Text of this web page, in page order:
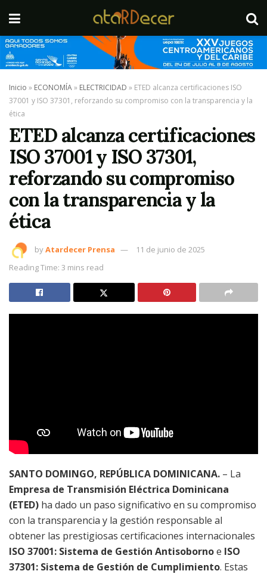
Inicio » ECONOMÍA» ELECTRICIDAD » ETED alcanza certificaciones ISO
37001 y ISO 37301, reforzando su compromiso con la transparencia y la
ética
ETED alcanza certificaciones
ISO 37001 y ISO 37301,
reforzando su compromiso
con la transparencia y la
ética
byAtardecer Prensa
11 de junio de 2025
Reading Time: 3 mins read
SANTO DOMINGO, REPÚBLICA DOMINICANA. – La
Empresa de Transmisión Eléctrica Dominicana
(ETED) ha dado un paso significativo en su compromiso
con la transparencia y la gestión responsable al
obtener las prestigiosas certificaciones internacionales
ISO 37001: Sistema de Gestión Antisobornoe ISO
37301: Sistema de Gestión de Cumplimiento. Estas